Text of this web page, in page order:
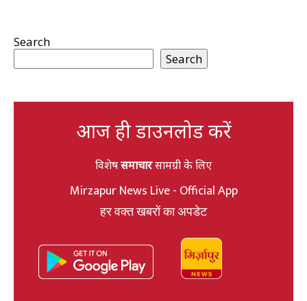
Search
Search
आज ही डाउनलोड करें
विशेषसमाचारसामग्री के लिए
Mirzapur News Live - Official App
हर वक्त खबरों का अपडेट